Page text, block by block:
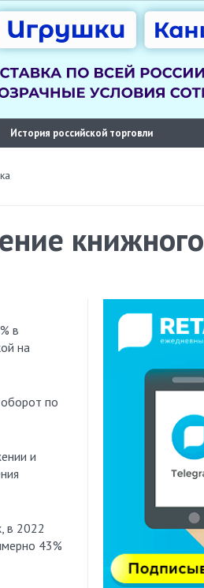
История российской торговли
книжного
на
по
и
в 2022
43%